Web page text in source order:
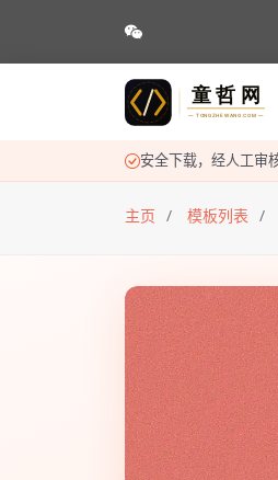
安全下载，经人工审
主页 模板列表